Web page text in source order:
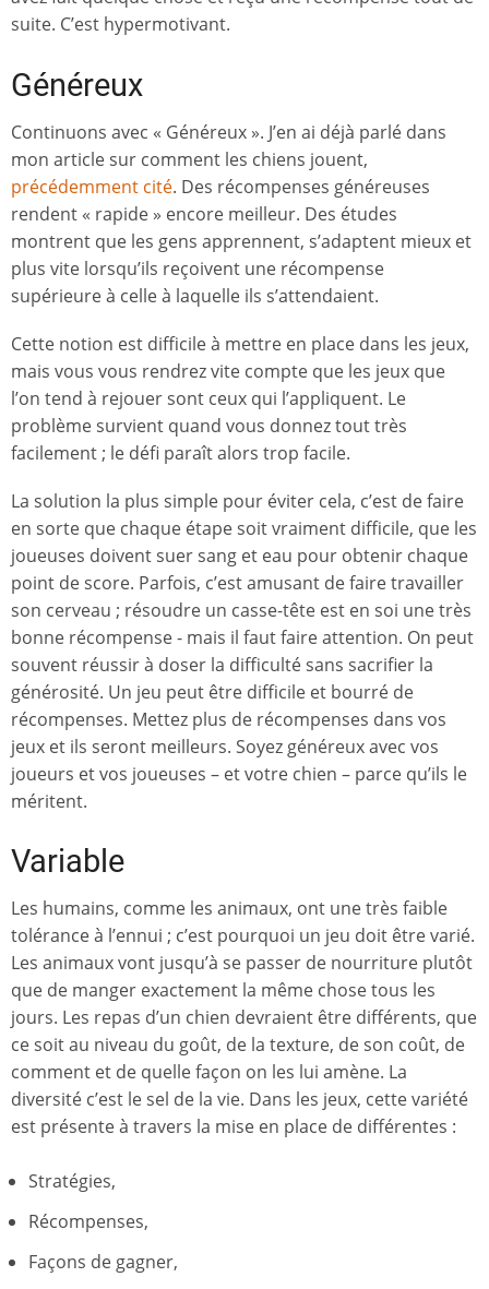
suite. C’est hypermotivant.
Généreux
Continuons avec « Généreux ». J’en ai déjà parlé dans
mon article sur comment les chiens jouent,
précédemment cité. Des récompenses généreuses
rendent « rapide » encore meilleur. Des études
montrent que les gens apprennent, s’adaptent mieux et
plus vite lorsqu’ils reçoivent une récompense
supérieure à celle à laquelle ils s’attendaient.
Cette notion est difficile à mettre en place dans les jeux,
mais vous vous rendrez vite compte que les jeux que
l’on tend à rejouer sont ceux qui l’appliquent. Le
problème survient quand vous donnez tout très
facilement ; le défi paraît alors trop facile.
La solution la plus simple pour éviter cela, c’est de faire
en sorte que chaque étape soit vraiment difficile, que les
joueuses doivent suer sang et eau pour obtenir chaque
point de score. Parfois, c’est amusant de faire travailler
son cerveau ; résoudre un casse-tête est en soi une très
bonne récompense - mais il faut faire attention. On peut
souvent réussir à doser la difficulté sans sacrifier la
générosité. Un jeu peut être difficile et bourré de
récompenses. Mettez plus de récompenses dans vos
jeux et ils seront meilleurs. Soyez généreux avec vos
joueurs et vos joueuses – et votre chien – parce qu’ils le
méritent.
Variable
Les humains, comme les animaux, ont une très faible
tolérance à l’ennui ; c’est pourquoi un jeu doit être varié.
Les animaux vont jusqu’à se passer de nourriture plutôt
que de manger exactement la même chose tous les
jours. Les repas d’un chien devraient être différents, que
ce soit au niveau du goût, de la texture, de son coût, de
comment et de quelle façon on les lui amène. La
diversité c’est le sel de la vie. Dans les jeux, cette variété
est présente à travers la mise en place de différentes :
Stratégies,
Récompenses,
Façons de gagner,